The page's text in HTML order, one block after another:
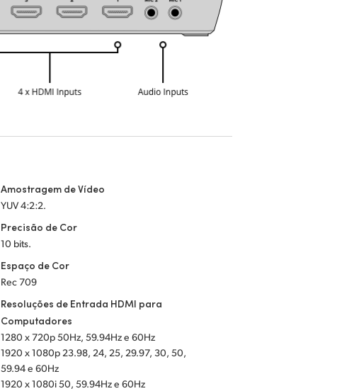
Amostragem de Vídeo
YUV 4:2:2.
Precisão de Cor
10 bits.
Espaço de Cor
Rec 709
Resoluções de Entrada HDMI para
Computadores
1280 x 720p 50Hz, 59.94Hze 60Hz
1920 x 1080p 23.98, 24, 25, 29.97, 30, 50,
59.94 e 60Hz
1920 x 1080i 50, 59.94Hze 60Hz